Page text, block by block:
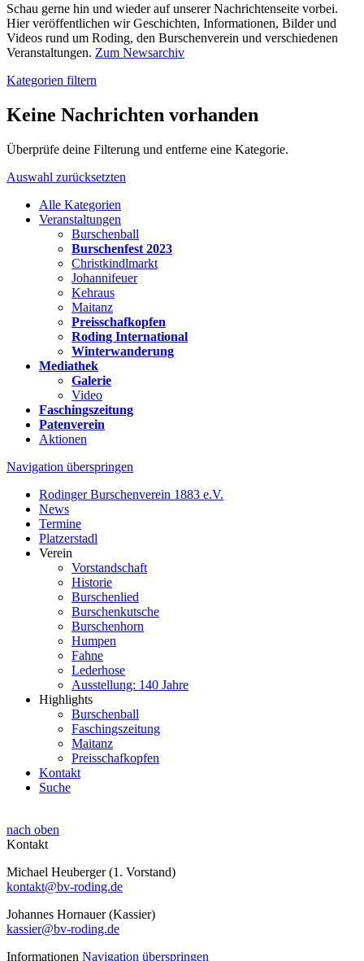
Schau gerne hin und wieder auf unserer Nachrichtenseite vorbei.
Hier veröffentlichen wir Geschichten, Informationen, Bilder und
Videos rund um Roding, den Burschenverein und verschiedenen
Veranstaltungen. Zum Newsarchiv
Kategorien filtern
Keine Nachrichten vorhanden
Überprüfe deine Filterung und entferne eine Kategorie.
Auswahl zurücksetzten
Alle Kategorien
Veranstaltungen
Burschenball
Burschenfest 2023
Christkindlmarkt
Johannifeuer
Kehraus
Maitanz
Preisschafkopfen
Roding International
Winterwanderung
Mediathek
Galerie
Video
Faschingszeitung
Patenverein
Aktionen
Navigation überspringen
Rodinger Burschenverein 1883 e.V.
News
Termine
Platzerstadl
Verein
Vorstandschaft
Historie
Burschenlied
Burschenkutsche
Burschenhorn
Humpen
Fahne
Lederhose
Ausstellung: 140 Jahre
Highlights
Burschenball
Faschingszeitung
Maitanz
Preisschafkopfen
Kontakt
Suche
nach oben
Kontakt
Michael Heuberger (1. Vorstand)
kontakt@bv-roding.de
Johannes Hornauer (Kassier)
kassier@bv-roding.de
Informationen Navigation überspringen